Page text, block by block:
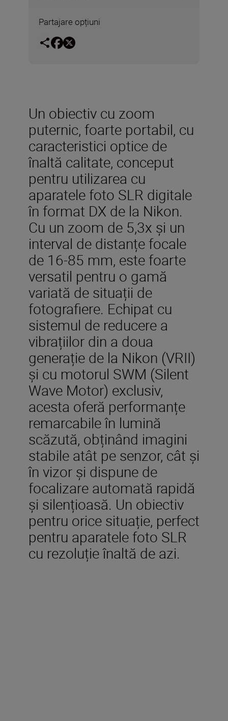
Partajare opțiuni
Un obiectiv cu zoom
puternic, foarte portabil, cu
caracteristici optice de
înaltă calitate, conceput
pentru utilizarea cu
aparatele foto SLR digitale
în format DX de la Nikon.
Cu un zoom de 5,3x și un
interval de distanțe focale
de 16-85 mm, este foarte
versatil pentru o gamă
variată de situații de
fotografiere. Echipat cu
sistemul de reducere a
vibrațiilor din a doua
generație de la Nikon (VRII)
și cu motorul SWM (Silent
Wave Motor) exclusiv,
acesta oferă performanțe
remarcabile în lumină
scăzută, obținând imagini
stabile atât pe senzor, cât și
în vizor și dispune de
focalizare automată rapidă
și silențioasă. Un obiectiv
pentru orice situație, perfect
pentru aparatele foto SLR
cu rezoluție înaltă de azi.